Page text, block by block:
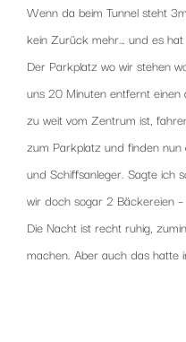
Wenn da beim Tunnel steht
kein Zurück mehr… und es hat
Der Parkplatz wo wir stehen
uns 20 Minuten entfernt
zu weit vom Zentrum ist,
zum Parkplatz und finden
und Schiffsanleger. Sagte ich
wir doch sogar 2 Bäckereien
Die Nacht ist recht ruhig,
machen. Aber auch das hatte